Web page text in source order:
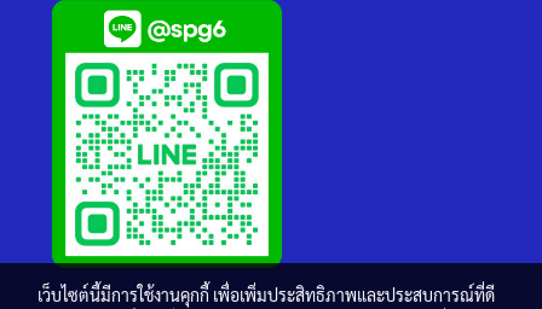
เว็บไซต์นี้มีการใช้งานคุกกี้ เพื่อเพิ่มประสิทธิภาพและประสบการณ์ที่ดี